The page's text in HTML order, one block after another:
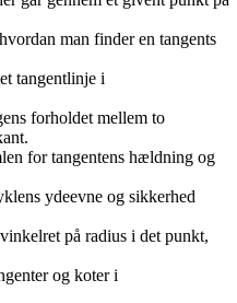
man finder en tangents
tangentlinje i
forholdet mellem to
for tangentens hældning og
ydeevne og sikkerhed
på radius i det punkt,
og koter i